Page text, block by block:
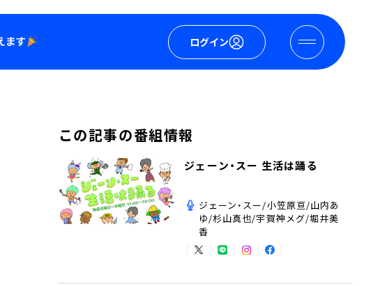
ログイン
この記事の番組情報
ジェーン・スー 生活は踊る
ジェーン・スー/小笠原亘/山内あ
ゆ/杉山真也/宇賀神メグ/堀井美
香